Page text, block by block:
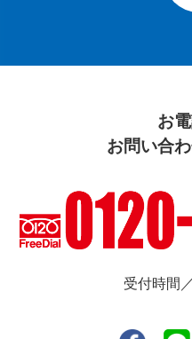
お
お問い合
受付時間